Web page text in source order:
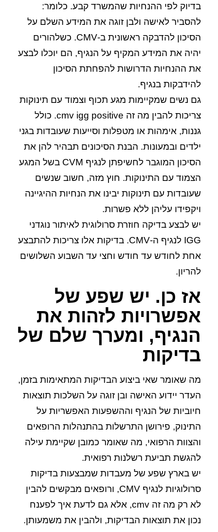
בדיוק לפי ההנחיות שהמשרד קבע. כלומר:
להסביר לאישה ולבן זוגה את המידע השלם על
הסיכון להדבקה ראשונית ב-CMV.
כשלהורים
יהיה את המידע המקיף על הנגיף, הם יוכלו לבצע
את ההנחיות הדרושות להפחתת הסיכון
להידבקות בנגיף.
גם נשים שמקיימות מגע תכוף וצמוד עם תינוקות
צריכות להבין מה זה cmv igg positive. כולל
גננות, אימהות או מטפלות וסייעות שעובדות בגני
ילדים ובמעונות. הבנת הסיכונים תבהיר להן את
הסיכון המוגבר לחשיפתן לנגיף CVM בשל המגע
הצמוד עם התינוקות. חוץ מזה, חשוב שנשים
שעובדות עם תינוקות יבינו את הנחיות ההיגיינה
ויקפידו עליהן ללא פשרות.
יש לבצע בדיקה חוזרת סרולוגית לאיתור נוגדני
IGG לנגיף ה-CMV.
בדיקות אלו צריכות להתבצע
אחת לחודש עד חודש וחצי עד השבוע השלושים
להריון.
אז כן. יש שפע של
אפשרויות לזהות את
הנגיף, ומערך שלם של
בדיקות
מה שאומר שאי ביצוע הבדיקות המתאימות בזמן,
העדר יידוע האישה ובן זוגה על השלכות תוצאות
חיוביות של הנגיף וההשפעות האפשריות על
התינוק, פירושן התרשלות בהתנהלות הרופאים
והצוות הרפואי, מה שאומר כמובן שקיימת עילה
להגשת תביעת רשלנות רפואית.
יש בארץ שפע של מעבדות שמבצעות בדיקות
סרולוגיות לנגיף CMV, ורופאים מבקשים להבין
לא רק מה זה cmv, אלא גם לדעת איך לפענח
נכון את תוצאות הבדיקות, ולהבין את משמעותן.